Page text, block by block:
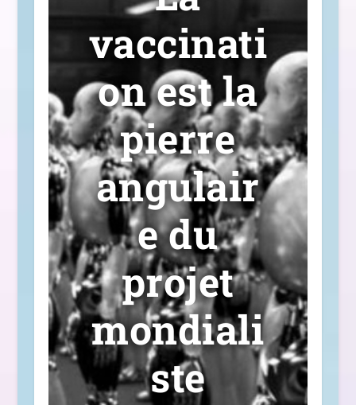
vaccinati
on est la
pierre
angulair
e du
projet
mondiali
ste